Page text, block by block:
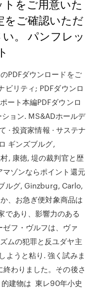
をご用意いた
をご確認いただ
。 パンフレッ
PDFダウンロードをご
ビリティ; PDFダウンロ
ート本編PDFダウンロ
ョン. MS&ADホールデ
· 投資家情報 · サステナ
ギンズブルグ,
, 康徳, 堤の裁判官と歴
ゾンならポイント還元
ルグ, Ginzburg, Carlo,
、お急ぎ便対象商品は
であり、影響力のある
フ・ヴルフは、ヴァ
ムの犯罪と反ユダヤ主
ようと粘り. 強く試みま
終わりました。その後さ
建物は 東レ90年小史